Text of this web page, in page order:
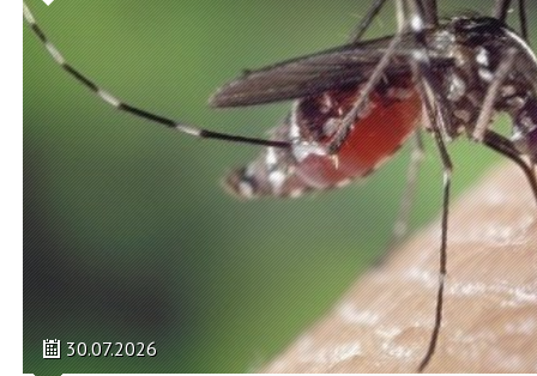
30.07.2026